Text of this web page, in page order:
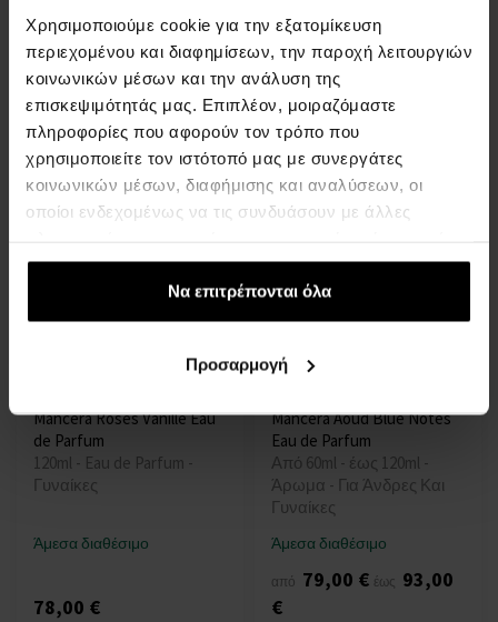
Χρησιμοποιούμε cookie για την εξατομίκευση
περιεχομένου και διαφημίσεων, την παροχή λειτουργιών
κοινωνικών μέσων και την ανάλυση της
επισκεψιμότητάς μας. Επιπλέον, μοιραζόμαστε
πληροφορίες που αφορούν τον τρόπο που
χρησιμοποιείτε τον ιστότοπό μας με συνεργάτες
κοινωνικών μέσων, διαφήμισης και αναλύσεων, οι
οποίοι ενδεχομένως να τις συνδυάσουν με άλλες
έχουν συλλέξει σε σχέση με την από μέρους σας χρήση
των υπηρεσιών τους.Να επιτρέπονται όλα
Προσαρμογή
Άρωμα Mancera Aoud
Black Candy
120ml - Άρωμα - Για
Άνδρες Και Γυναίκες
Άμεσα διαθέσιμο
76,00 €
Mancera Pink Roses Eau de
Parfum
120ml - Eau de Parfum -
Γυναίκες
Άμεσα διαθέσιμο
70,00 €
Mancera Roses Vanille Eau
de Parfum
120ml - Eau de Parfum -
Γυναίκες
Άμεσα διαθέσιμο
78,00 €
Mancera Aoud Blue Notes
Eau de Parfum
Από 60ml - έως 120ml -
Άρωμα - Για Άνδρες Και
Γυναίκες
Άμεσα διαθέσιμο
από 79,00 € έως 93,00
€